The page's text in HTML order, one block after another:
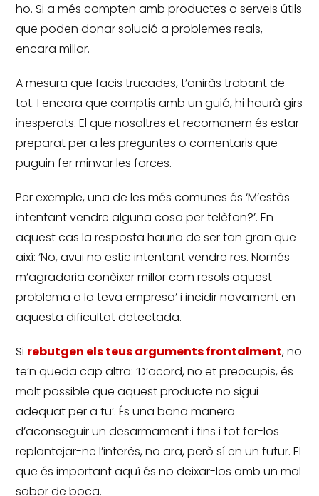
ho.Si a més compten amb productes o serveis útils
que poden donar solució a problemes reals,
encara millor.
A mesura que facis trucades, t’aniràs trobant de
tot.I encara que comptis amb un guió, hi haurà girs
inesperats.El que nosaltres et recomanem és estar
preparat per a les preguntes o comentaris que
puguin fer minvar les forces.
Per exemple, una de les més comunes és ‘M’estàs
intentant vendre alguna cosa per telèfon?’.En
aquest cas la resposta hauria de ser tan gran que
així: ‘No, avui no estic intentant vendre res.Només
m’agradaria conèixer millor com resols aquest
problema a la teva empresa’ i incidir novament en
aquesta dificultat detectada.
Si rebutgen els teus arguments frontalment, no
te’n queda cap altra: ‘D’acord, no et preocupis, és
molt possible que aquest producte no sigui
adequat per a tu’.És una bona manera
d’aconseguir un desarmament i fins i tot fer-los
replantejar-ne l’interès, no ara, però sí en un futur.El
que és important aquí és no deixar-los amb un mal
sabor de boca.